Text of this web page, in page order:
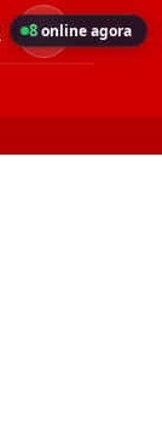
8online agora